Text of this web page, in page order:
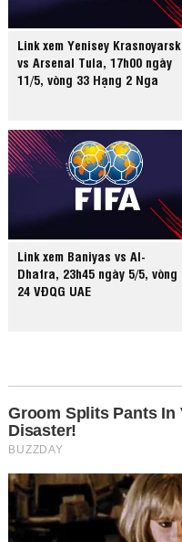
Link xem Yenisey Krasnoyarsk
vs Arsenal Tula, 17h00 ngày
11/5, vòng 33 Hạng 2 Nga
Link xem Baniyas vs Al-
Dhafra, 23h45 ngày 5/5, vòng
24 VĐQG UAE